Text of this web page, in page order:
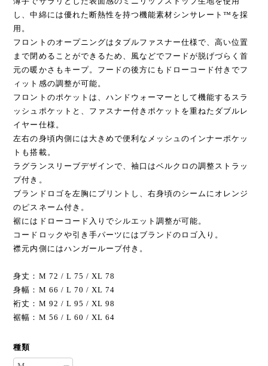
し、中綿には優れた断熱性を持つ機能素材シンサレート™️を採
用。
フロントのオープニングはタブルファスナー仕様で、高い位置
まで閉めることができるため、風などでフードが脱げづらく首
元の暖かさもキープ。フードの後方にもドローコード付きでフ
ィット感の調整が可能。
フロントのポケットは、ハンドウォーマーとして機能するスラ
ッシュポケットと、ファスナー付きポケットを重ねたダブルレ
イヤー仕様。
左右の身頃内側には大きめで便利なメッシュのインナーポケッ
トも搭載。
ラグランスリーブデザインで、袖口はベルクロの調整ストラッ
プ付き。
ブランドロゴを左胸にプリントし、右身頃のシームにオレンジ
のピスネーム付き。
裾にはドローコード入りでシルエット調整が可能。
コードロックや引き手パーツにはブランドのロゴ入り。
襟元内側にはハンガーループ付き。
身丈：M 72 / L 75 / XL 78
身幅：M 66 / L 70 / XL 74
裄丈：M 92 / L 95 / XL 98
裾幅：M 56 / L 60 / XL 64
種類